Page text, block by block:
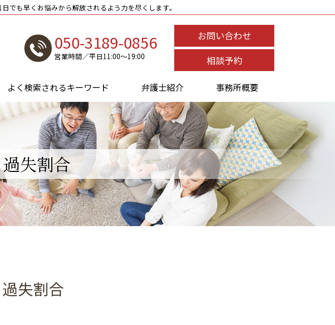
失割合
でも早くお悩みから解放されるよう力を尽くします。
050-3189-0856
営業時間／平日11:00～19:00
お問い合わせ
相談予約
よく検索されるキーワード 弁護士紹介 事務所概要
失割合